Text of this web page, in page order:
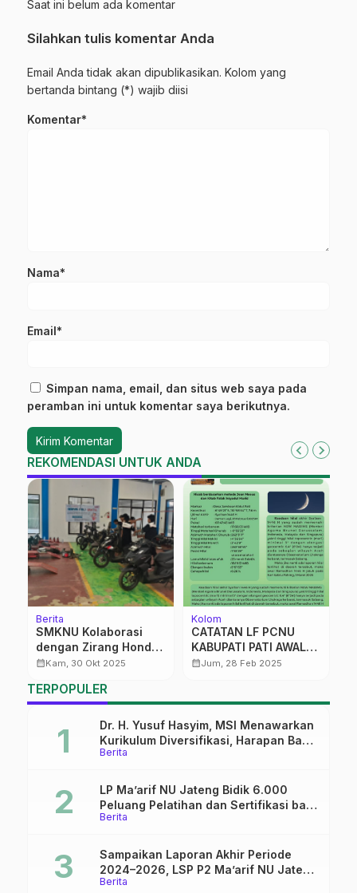
Saat ini belum ada komentar
Silahkan tulis komentar Anda
Email Anda tidak akan dipublikasikan. Kolom yang
bertanda bintang (*) wajib diisi
Komentar*
Nama*
Email*
Simpan nama, email, dan situs web saya pada
peramban ini untuk komentar saya berikutnya.
REKOMENDASI UNTUK ANDA
Berita
SMKNU Kolaborasi
dengan Zirang Honda
Buka Layanan Servis
calendar_monthKam, 30 Okt 2025
Kolom
CATATAN LF PCNU
KABUPATI PATI AWAL
RAMADHAN 1446 H
calendar_monthJum, 28 Feb 2025
TERPOPULER
Berita
Dr. H. Yusuf Hasyim, MSI Menawarkan
Kurikulum Diversifikasi, Harapan Baru
dalam dunia pendidikan
Berita
LP Ma’arif NU Jateng Bidik 6.000
Peluang Pelatihan dan Sertifikasi bagi
Lulusan SMK
Berita
Sampaikan Laporan Akhir Periode
2024–2026, LSP P2 Ma’arif NU Jateng
Mantapkan Sinergi Link and Match